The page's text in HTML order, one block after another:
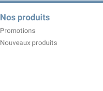
Nos produits
Promotions
Nouveaux produits